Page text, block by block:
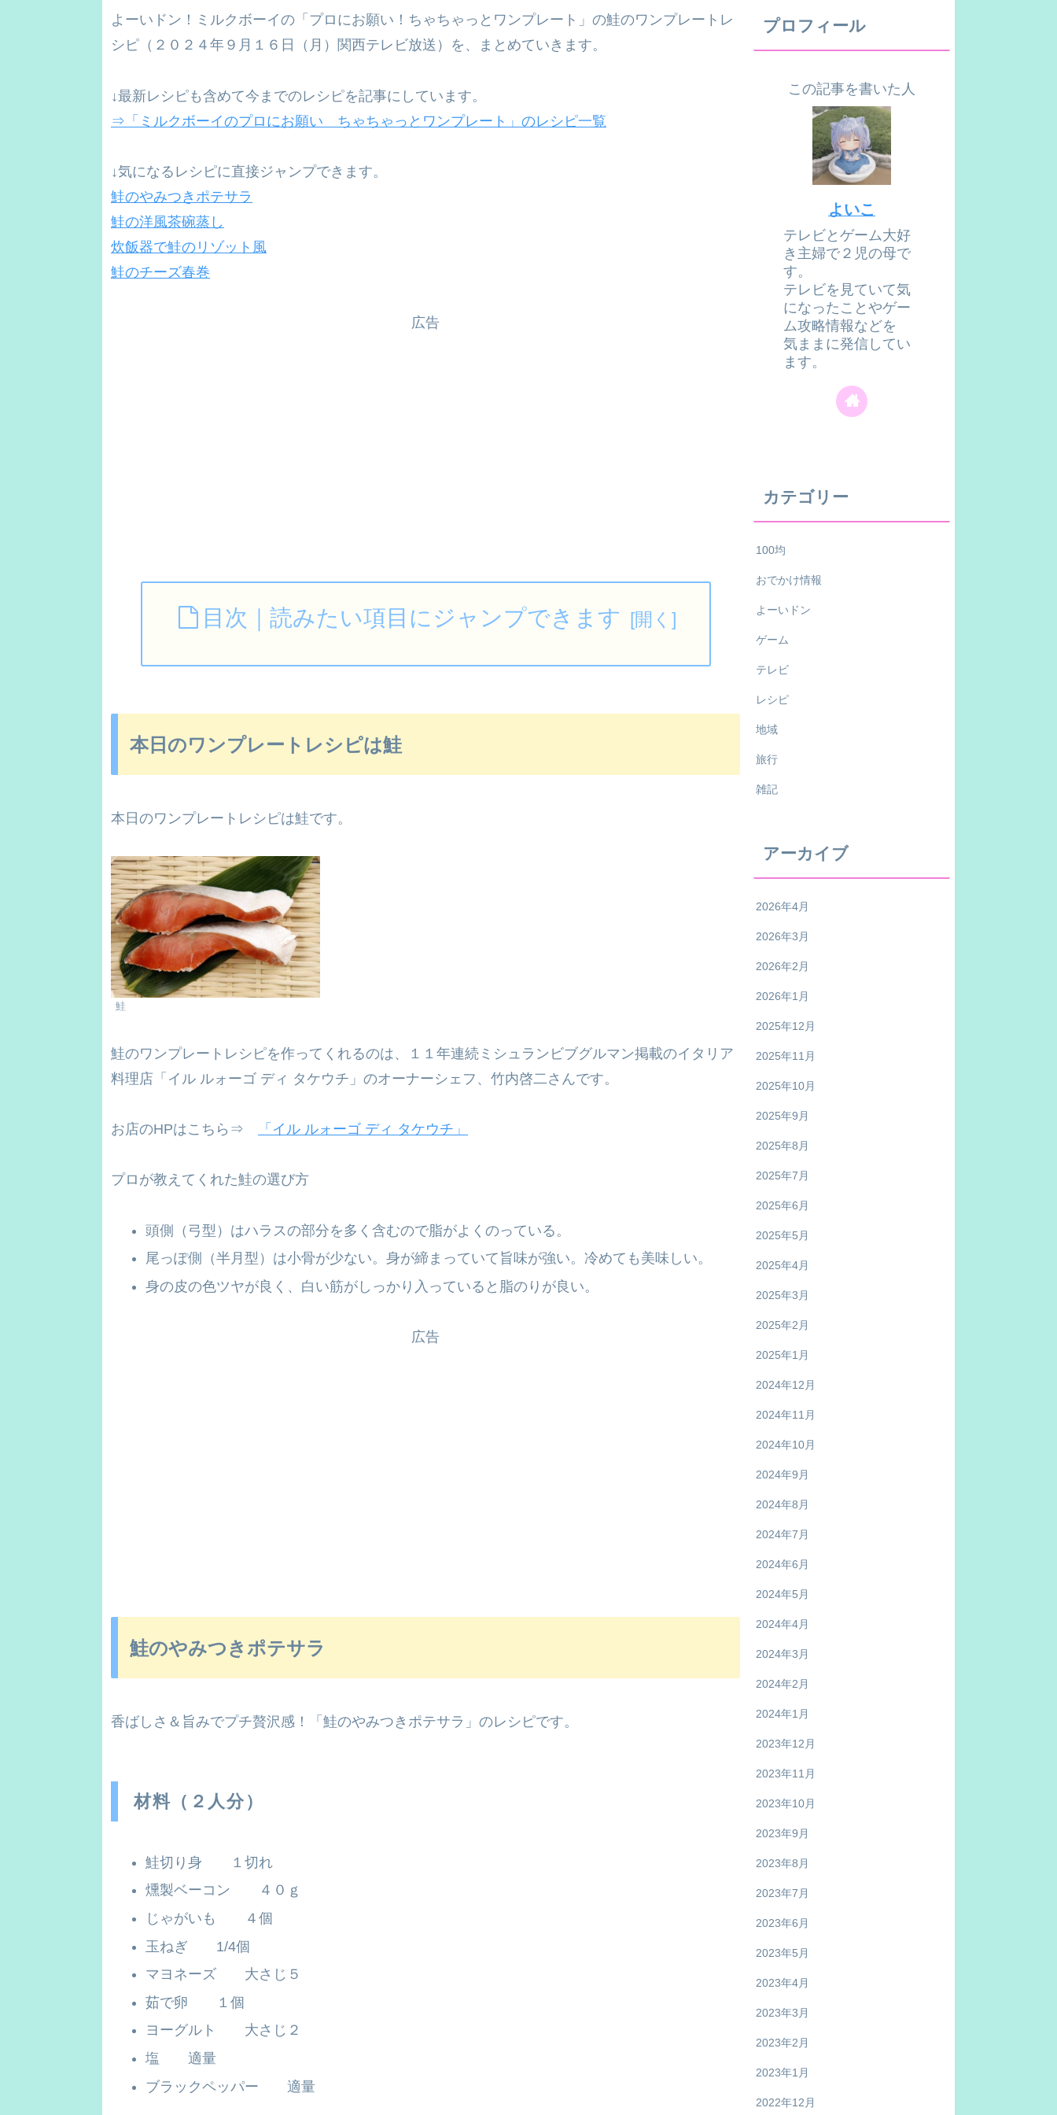
よーいドン！ミルクボーイの「プロにお願い！ちゃちゃっとワンプレート」の鮭のワンプレートレ
シピ（２０２４年９月１６日（月）関西テレビ放送）を、まとめていきます。
↓最新レシピも含めて今までのレシピを記事にしています。
⇒「ミルクボーイのプロにお願い ちゃちゃっとワンプレート」のレシピ一覧
↓気になるレシピに直接ジャンプできます。
鮭のやみつきポテサラ
鮭の洋風茶碗蒸し
炊飯器で鮭のリゾット風
鮭のチーズ春巻
広告
目次｜読みたい項目にジャンプできます
本日のワンプレートレシピは鮭
本日のワンプレートレシピは鮭です。
鮭
鮭のワンプレートレシピを作ってくれるのは、１１年連続ミシュランビブグルマン掲載のイタリア
料理店「イル ルォーゴ ディ タケウチ」のオーナーシェフ、竹内啓二さんです。
お店のHPはこちら⇒ 「イル ルォーゴ ディ タケウチ」
プロが教えてくれた鮭の選び方
頭側（弓型）はハラスの部分を多く含むので脂がよくのっている。
尾っぽ側（半月型）は小骨が少ない。身が締まっていて旨味が強い。冷めても美味しい。
身の皮の色ツヤが良く、白い筋がしっかり入っていると脂のりが良い。
広告
鮭のやみつきポテサラ
香ばしさ＆旨みでプチ贅沢感！「鮭のやみつきポテサラ」のレシピです。
材料（２人分）
鮭切り身 １切れ
燻製ベーコン ４０ｇ
じゃがいも ４個
玉ねぎ 1/4個
マヨネーズ 大さじ５
茹で卵 １個
ヨーグルト 大さじ２
塩 適量
ブラックペッパー 適量
プロフィール
この記事を書いた人
よいこ
テレビとゲーム大好
き主婦で２児の母で
す。
テレビを見ていて気
になったことやゲー
ム攻略情報などを
気ままに発信してい
ます。
カテゴリー
100均
おでかけ情報
よーいドン
ゲーム
テレビ
レシピ
地域
旅行
雑記
アーカイブ
2026年4月
2026年3月
2026年2月
2026年1月
2025年12月
2025年11月
2025年10月
2025年9月
2025年8月
2025年7月
2025年6月
2025年5月
2025年4月
2025年3月
2025年2月
2025年1月
2024年12月
2024年11月
2024年10月
2024年9月
2024年8月
2024年7月
2024年6月
2024年5月
2024年4月
2024年3月
2024年2月
2024年1月
2023年12月
2023年11月
2023年10月
2023年9月
2023年8月
2023年7月
2023年6月
2023年5月
2023年4月
2023年3月
2023年2月
2023年1月
2022年12月